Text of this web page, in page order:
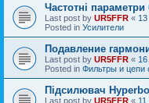
Частотні параметри
Last post by UR5FFR «
Posted in Усилители
Подавление
Last post by UR5FFR «
Posted in Фильтры и цепи
Підсилювач
Last post by UR5FFR «